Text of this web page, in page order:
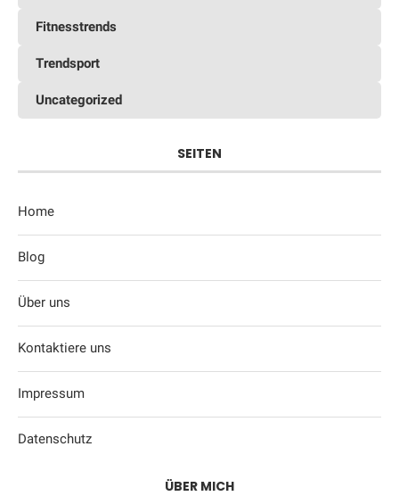
Fitnesstrends
Trendsport
Uncategorized
SEITEN
Home
Blog
Über uns
Kontaktiere uns
Impressum
Datenschutz
ÜBER MICH